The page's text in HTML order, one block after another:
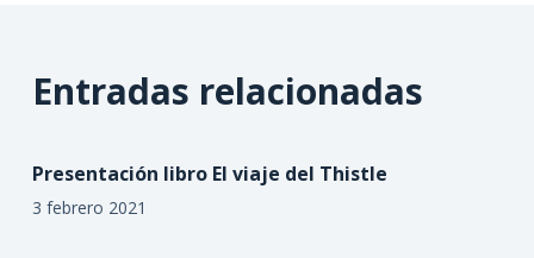
Entradas relacionadas
Presentación libro El viaje del Thistle
3 febrero 2021